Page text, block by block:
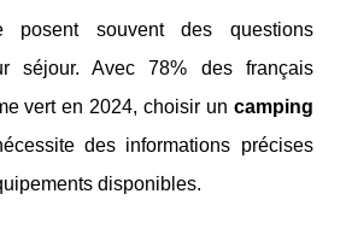
posent souvent des questions
séjour. Avec 78% des français
vert en 2024, choisir un camping
des informations précises
disponibles.